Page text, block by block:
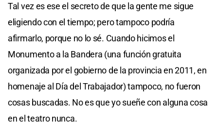
Tal vez es ese el secreto de que la gente me sigue
eligiendo con el tiempo; pero tampoco podría
afirmarlo, porque no lo sé. Cuando hicimos el
Monumento a la Bandera (una función gratuita
organizada por el gobierno de la provincia en 2011, en
homenaje al Día del Trabajador) tampoco, no fueron
cosas buscadas. No es que yo sueñe con alguna cosa
en el teatro nunca.